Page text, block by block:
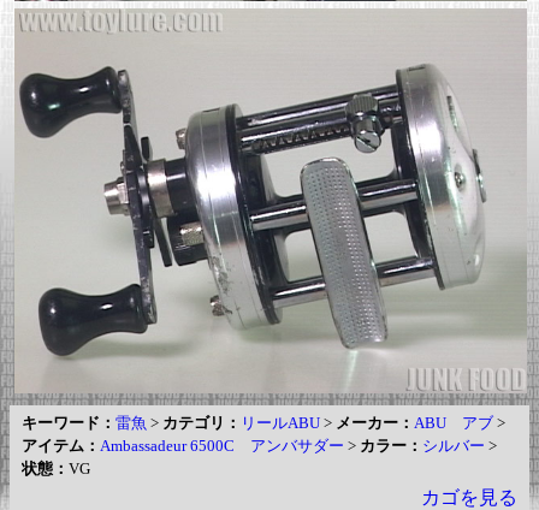
キーワード： 雷魚 > カテゴリ： リールABU > メーカー： ABU アブ >
アイテム： Ambassadeur 6500C アンバサダー > カラー： シルバー >
状態： VG
カゴを見る